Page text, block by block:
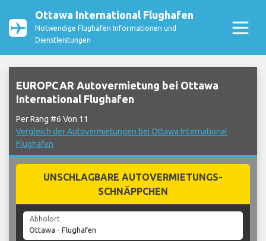
Ottawa International Flughafen
Notwendige Flughafen Informationen und
Dienstleistungen
EUROPCAR Autovermietung bei Ottawa
International Flughafen
Per Rang #6 Von 11
Vergleich der Autovermietungen bei Ottawa International
Flughafen
UNSCHLAGBARE AUTOVERMIETUNGS-
SCHNÄPPCHEN
Abholort